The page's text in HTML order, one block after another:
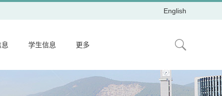
English
学生信息 更多